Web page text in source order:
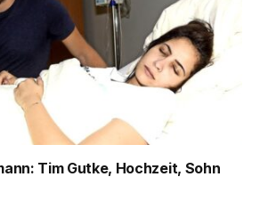
Tim Gutke, Hochzeit, Sohn